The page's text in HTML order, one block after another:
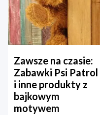
Zawsze na czasie:
Zabawki Psi Patrol
i inne produkty z
bajkowym
motywem